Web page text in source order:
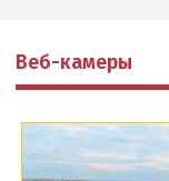
Веб-камеры